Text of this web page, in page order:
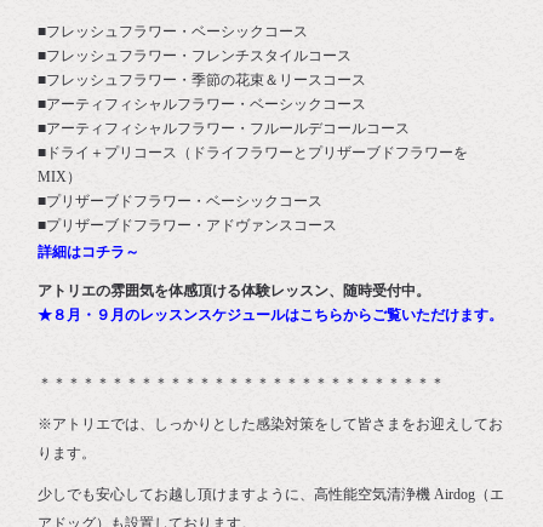
■フレッシュフラワー・ベーシックコース
■フレッシュフラワー・フレンチスタイルコース
■フレッシュフラワー・季節の花束＆リースコース
■アーティフィシャルフラワー・ベーシックコース
■アーティフィシャルフラワー・フルールデコールコース
■ドライ＋プリコース（ドライフラワーとプリザーブドフラワーを
MIX）
■プリザーブドフラワー・ベーシックコース
■プリザーブドフラワー・アドヴァンスコース
詳細はコチラ～
アトリエの雰囲気を体感頂ける体験レッスン、随時受付中。
★８月・９月のレッスンスケジュールはこちらからご覧いただけます。
＊＊＊＊＊＊＊＊＊＊＊＊＊＊＊＊＊＊＊＊＊＊＊＊＊＊＊＊
※アトリエでは、しっかりとした感染対策をして皆さまをお迎えしてお
ります。
少しでも安心してお越し頂けますように、高性能空気清浄機 Airdog（エ